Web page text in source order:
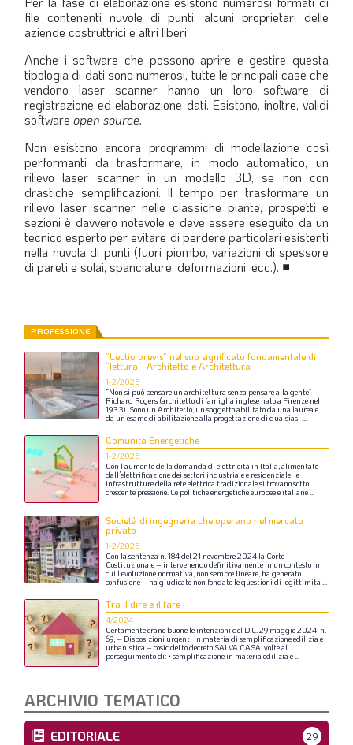
file contenenti nuvole di punti, alcuni proprietari delle
aziende costruttrici e altri liberi.
Anche i software che possono aprire e gestire questa
tipologia di dati sono numerosi, tutte le principali case che
vendono laser scanner hanno un loro software di
registrazione ed elaborazione dati. Esistono, inoltre, validi
software open source.
Non esistono ancora programmi di modellazione così
performanti da trasformare, in modo automatico, un
rilievo laser scanner in un modello 3D, se non con
drastiche semplificazioni. ll tempo per trasformare un
rilievo laser scanner nelle classiche piante, prospetti e
sezioni è davvero notevole e deve essere eseguito da un
tecnico esperto per evitare di perdere particolari esistenti
nella nuvola di punti (fuori piombo, variazioni di spessore
di pareti e solai, spanciature, deformazioni, ecc.). ■
PROFESSIONE
“Lectio brevis” nel suo significato fondamentale di
“lettura”: Architetto e Architettura
1-2/2025
“Non si può pensare un’architettura senza pensarealla gente”
Richard Rogers (architettodi famiglia inglese natoa Firenze nel
1933) Sono un Architetto, un soggettoabilitatoda una laurea e
da un esamedi abilitazionealla progettazionedi qualsiasi ...
Comunità Energetiche
1-2/2025
Con l’aumentodella domanda di elettricità in Italia,alimentato
dall’elettrificazionedei settori industrialee residenziale, le
infrastrutturedella reteelettrica tradizionalesi trovanosotto
crescente pressione. Le politicheenergeticheeuropeeeitaliane...
Società di ingegneria che operano nel mercato
privato
1-2/2025
Con la sentenza n.184del 21 novembre2024 la Corte
Costituzionale–intervenendodefinitivamentein un contestoin
cui l’evoluzione normativa, non sempre lineare, ha generato
confusione– ha giudicato non fondate lequestioni di legittimità ...
Tra il dire e il fare
4/2024
Certamenteerano buone leintenzioni del D.L.29 maggio2024, n.
69,– Disposizioni urgenti in materia di semplificazioneedilizia e
urbanistica –cosiddettodecreto SALVA CASA,volteal
perseguimentodi: • semplificazionein materia edilizia e...
ARCHIVIO TEMATICO
EDITORIALE 29